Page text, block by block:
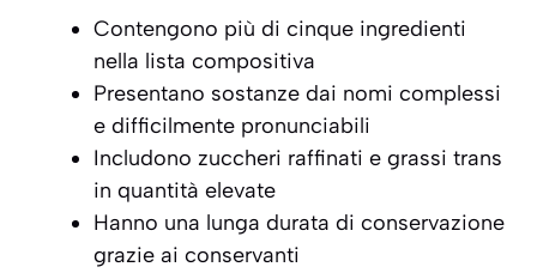
Contengono più di cinque ingredienti
nella lista compositiva
Presentano sostanze dai nomi complessi
e difficilmente pronunciabili
Includono zuccheri raffinati e grassi trans
in quantità elevate
Hanno una lunga durata di conservazione
grazie ai conservanti